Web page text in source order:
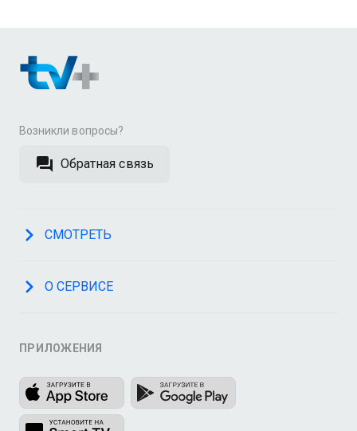
Возникли вопросы?
Обратная связь
СМОТРЕТЬ
О СЕРВИСЕ
ПРИЛОЖЕНИЯ